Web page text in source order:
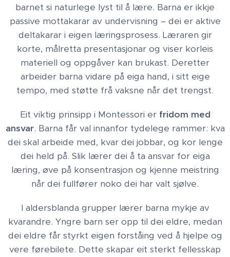
barnet si naturlege lyst til å lære. Barna er ikkje
passive mottakarar av undervisning – dei er aktive
deltakarar i eigen læringsprosess. Læraren gir
korte, målretta presentasjonar og viser korleis
materiell og oppgåver kan brukast. Deretter
arbeider barna vidare på eiga hand, i sitt eige
tempo, med støtte frå vaksne når det trengst.
Eit viktig prinsipp i Montessori er fridom med
ansvar. Barna får val innanfor tydelege rammer: kva
dei skal arbeide med, kvar dei jobbar, og kor lenge
dei held på. Slik lærer dei å ta ansvar for eiga
læring, øve på konsentrasjon og kjenne meistring
når dei fullfører noko dei har valt sjølve.
I aldersblanda grupper lærer barna mykje av
kvarandre. Yngre barn ser opp til dei eldre, medan
dei eldre får styrkt eigen forståing ved å hjelpe og
vere førebilete. Dette skapar eit sterkt fellesskap